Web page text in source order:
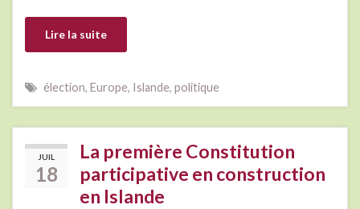
Lire la suite
élection, Europe, Islande, politique
JUIL
18
La première Constitution
participative en construction
en Islande